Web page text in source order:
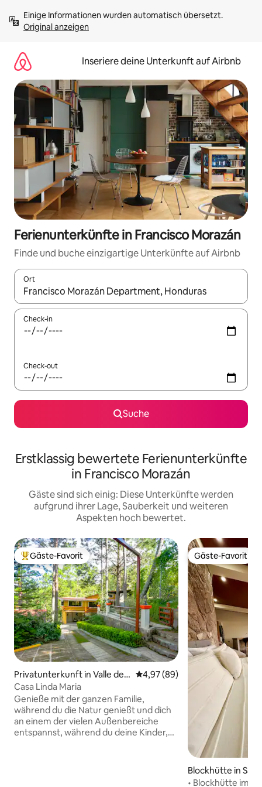
Inhalten
springenOriginal anzeigen
Inseriere deine Unterkunft auf Airbnb
Ferienunterkünfte in Francisco Morazán
Finde und buche einzigartige Unterkünfte auf Airbnb
Ort
Wenn Ergebnisse verfügbar sind, navigiere mit den
Check-in
Check-out
Suche
Erstklassig bewertete Ferienunterkünfte
in Francisco Morazán
Gäste sind sich einig: Diese Unterkünfte werden
aufgrund ihrer Lage, Sauberkeit und weiteren
Aspekten hoch bewertet.
Beliebter Gäste-Favorit.
Gäste-Favorit
Privatunterkunft in Valle de
Angeles
Durchschnittliche Bewertung:
4,97 (89)
Casa Linda Maria
Genieße mit der ganzen Familie,
während du die Natur genießt und dich
an einem der vielen Außenbereiche
entspannst, während du deine Kinder,
Gäste-Favorit
Gäste-Favorit
Blockhütte in San
• Blockhütte im